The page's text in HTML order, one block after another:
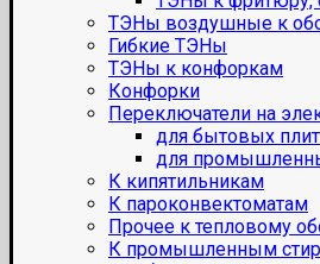
ТЭНы воздушные к
Гибкие ТЭНы
ТЭНы к конфоркам
Конфорки
Переключатели на
для бытовых плит
для
К кипятильникам
К пароконвектоматам
Прочее к тепловому
К промышленным